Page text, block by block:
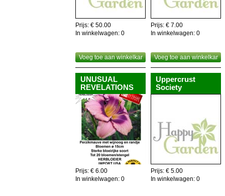
Nuttig om weten,de gehele plant is eetbaar,dus
Prijs: € 50.00
In winkelwagen: 0
Voeg toe aan winkelkar
Prijs: € 7.00
In winkelwagen: 0
Voeg toe aan winkelkar
UNUSUAL
REVELATIONS
Prijs: € 6.00
In winkelwagen: 0
Uppercrust
Society
Prijs: € 5.00
In winkelwagen: 0